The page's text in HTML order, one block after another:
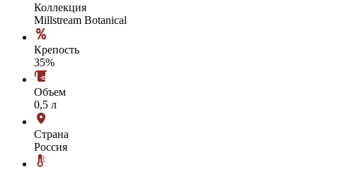
Коллекция
Millstream Botanical
Крепость
35%
Объем
0,5 л
Страна
Россия